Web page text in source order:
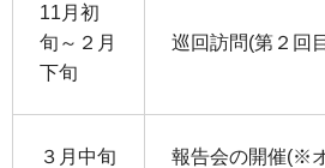
11月初
旬～２月
下旬
巡回訪問(第２回
３月中旬 報告会の開催(※